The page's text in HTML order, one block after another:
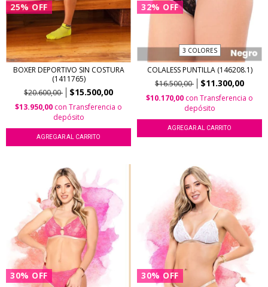
25%OFF
BOXER DEPORTIVO SIN COSTURA
(1411765)
$20.600,00
$15.500,00
$13.950,00 con Transferencia o
depósito
AGREGAR AL CARRITO
32% OFF
3 COLORES
COLALESS PUNTILLA (146208.1)
$16.500,00
$11.300,00
$10.170,00 con Transferencia o
depósito
AGREGAR AL CARRITO
30% OFF 30% OFF